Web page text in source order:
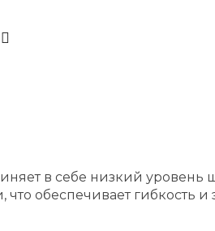
в себе низкий
обеспечивает гибкость